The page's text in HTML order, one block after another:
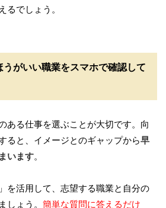
るでしょう。
うがいい職業をスマホで確認して
ある仕事を選ぶことが大切です。向
ると、イメージとのギャップから早
います。
を活用して、志望する職業と自分の
しょう。 簡単な質問に答えるだけ